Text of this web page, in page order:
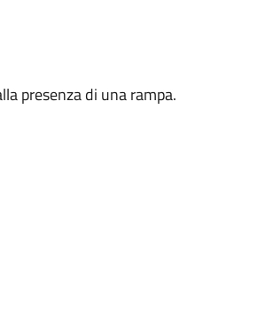
presenza di una rampa.